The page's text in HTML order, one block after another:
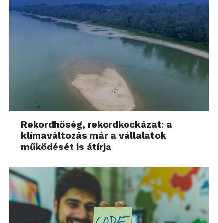
Rekordhőség, rekordkockázat: a
klímaváltozás már a vállalatok
működését is átírja